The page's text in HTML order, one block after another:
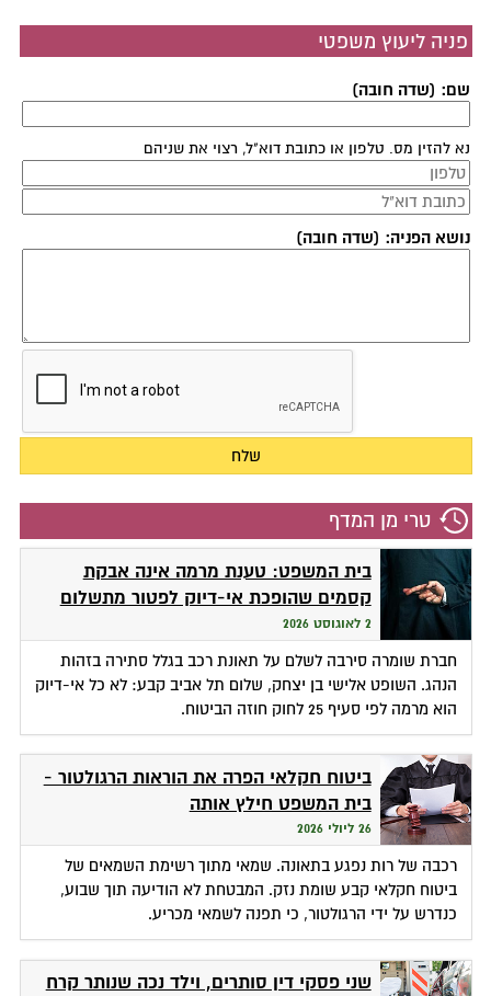
פניה ליעוץ משפטי
שם: (שדה חובה)
נא להזין מס. טלפון או כתובת דוא"ל, רצוי את שניהם
נושא הפניה: (שדה חובה)
טרי מן המדף
בית המשפט: טענת מרמה אינה אבקת
קסמים שהופכת אי-דיוק לפטור מתשלום
2 לאוגוסט 2026
חברת שומרה סירבה לשלם על תאונת רכב בגלל סתירה בזהות
הנהג. השופט אלישי בן יצחק, שלום תל אביב קבע: לא כל אי-דיוק
הוא מרמה לפי סעיף 25 לחוק חוזה הביטוח.
ביטוח חקלאי הפרה את הוראות הרגולטור -
בית המשפט חילץ אותה
26 ליולי 2026
רכבה של רות נפגע בתאונה. שמאי מתוך רשימת השמאים של
ביטוח חקלאי קבע שומת נזק. המבטחת לא הודיעה תוך שבוע,
כנדרש על ידי הרגולטור, כי תפנה לשמאי מכריע.
שני פסקי דין סותרים, וילד נכה שנותר קרח